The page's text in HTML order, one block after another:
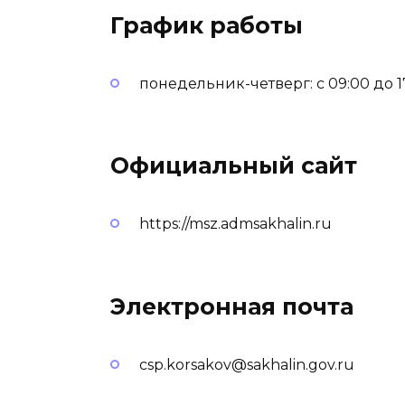
График работы
понедельник-четверг: с 09:00 до
Официальный сайт
https://msz.admsakhalin.ru
Электронная почта
csp.korsakov@sakhalin.gov.ru